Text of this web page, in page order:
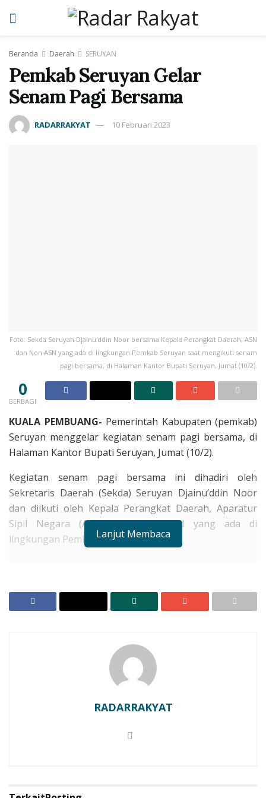
Beranda Daerah SERUYAN
Pemkab Seruyan Gelar
Senam Pagi Bersama
RADARRAKYAT 10 Februari 2023
Foto: Sekda Seruyan Djainu'ddin Noor bersama Kepala Perangkat Daerah, ASN
dan Non ASN yang ada di lingkungan Pemkab Seruyan saat mengikuti senam
pagi bersama, di Halaman Kantor Bupati Seruyan, Jumat (10/2).
0
BERBAGI
KUALA PEMBUANG- Pemerintah Kabupaten (pemkab)
Seruyan menggelar kegiatan senam pagi bersama, di
Halaman Kantor Bupati Seruyan, Jumat (10/2).
Kegiatan senam pagi bersama ini dihadiri oleh
Sekretaris Daerah (Sekda) Seruyan Djainu’ddin Noor
dan diikuti oleh Kepala Perangkat Daerah, Aparatur
Sipil Negara (ASN) dan non ASN yang ada di
lingkungan Pemkab Seruyan.
Gerakan Langit Biru Indonesia Asri: Laskar Biru
Hadir dengan Aksi Nyata Membersihkan
Sekda Seruyan Djainu’ddin Noor dalam sambutannya
mengatakan, kegiatan senam pagi merupakan suatu
kebugaran jasmani para ASN maupun non ASN yang
manfaat untuk melatih otot-otot pada tubuh,
Lanjut Membaca
RADARRAKYAT